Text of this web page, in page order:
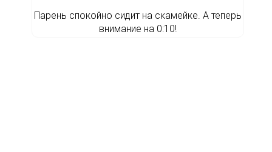
Парень спокойно сидит на скамейке. А теперь
внимание на 0:10!